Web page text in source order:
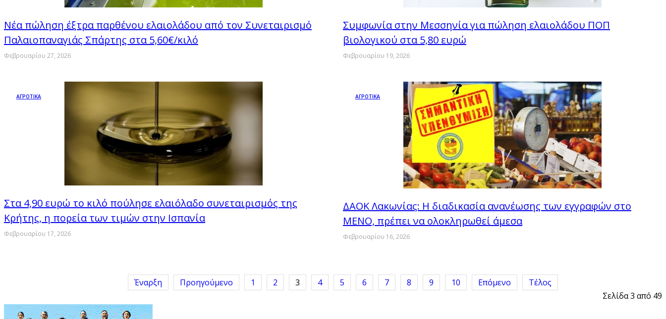
Νέα πώληση έξτρα παρθένου ελαιολάδου από τον Συνεταιρισμό
Παλαιοπαναγιάς Σπάρτης στα 5,60€/κιλό
Φεβρουαρίου 27, 2026
Συμφωνία στην Μεσσηνία για πώληση ελαιολάδου ΠΟΠ
βιολογικού στα 5,80 ευρώ
Φεβρουαρίου 19, 2026
ΑΓΡΟΤΙΚΑ
Στα 4,90 ευρώ το κιλό πούλησε ελαιόλαδο συνεταιρισμός της
Κρήτης, η πορεία των τιμών στην Ισπανία
Φεβρουαρίου 17, 2026
ΑΓΡΟΤΙΚΑ
ΔΑΟΚ Λακωνίας: H διαδικασία ανανέωσης των εγγραφών στο
ΜΕΝΟ, πρέπει να ολοκληρωθεί άμεσα
Φεβρουαρίου 16, 2026
Έναρξη Προηγούμενο 1 2 3 4 5 6 7 8 9 10 Επόμενο
Τέλος
Σελίδα 3 από 49